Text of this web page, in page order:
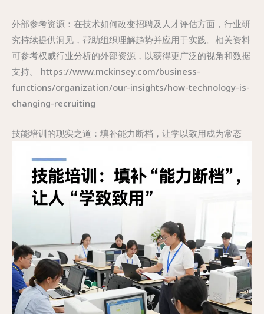
外部参考资源：在技术如何改变招聘及人才评估方面，行业研
究持续提供洞见，帮助组织理解趋势并应用于实践。相关资料
可参考权威行业分析的外部资源，以获得更广泛的视角和数据
支持。 https://www.mckinsey.com/business-
functions/organization/our-insights/how-technology-is-
changing-recruiting
技能培训的现实之道：填补能力断档，让学以致用成为常态